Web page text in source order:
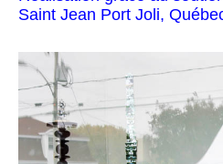
Saint Jean Port Joli,